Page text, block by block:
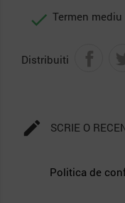
 Termen
Distribuiti
 SCRIE O
Politica de